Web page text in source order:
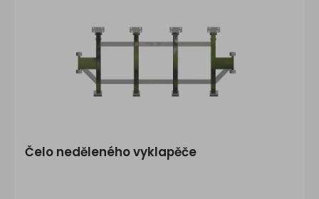
Čelo neděleného vyklapěče